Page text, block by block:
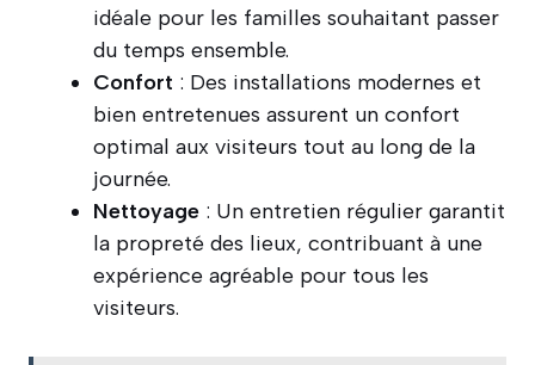
idéale pour les familles souhaitant passer
du temps ensemble.
Confort : Des installations modernes et
bien entretenues assurent un confort
optimal aux visiteurs tout au long de la
journée.
Nettoyage : Un entretien régulier garantit
la propreté des lieux, contribuant à une
expérience agréable pour tous les
visiteurs.